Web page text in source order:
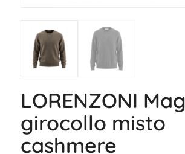
LORENZONI
girocollo misto
cashmere